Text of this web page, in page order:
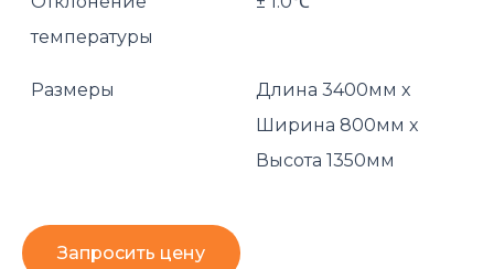
температуры
Размеры
Длина 3400мм x
Ширина 800мм x
Высота 1350мм
Запросить цену